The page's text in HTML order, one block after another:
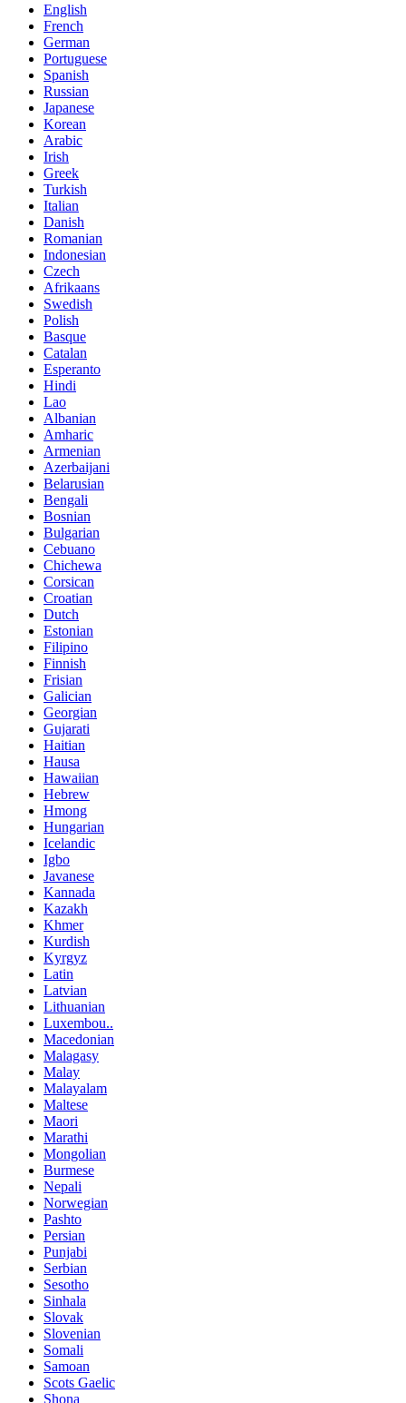
English
French
German
Portuguese
Spanish
Russian
Japanese
Korean
Arabic
Irish
Greek
Turkish
Italian
Danish
Romanian
Indonesian
Czech
Afrikaans
Swedish
Polish
Basque
Catalan
Esperanto
Hindi
Lao
Albanian
Amharic
Armenian
Azerbaijani
Belarusian
Bengali
Bosnian
Bulgarian
Cebuano
Chichewa
Corsican
Croatian
Dutch
Estonian
Filipino
Finnish
Frisian
Galician
Georgian
Gujarati
Haitian
Hausa
Hawaiian
Hebrew
Hmong
Hungarian
Icelandic
Igbo
Javanese
Kannada
Kazakh
Khmer
Kurdish
Kyrgyz
Latin
Latvian
Lithuanian
Luxembou..
Macedonian
Malagasy
Malay
Malayalam
Maltese
Maori
Marathi
Mongolian
Burmese
Nepali
Norwegian
Pashto
Persian
Punjabi
Serbian
Sesotho
Sinhala
Slovak
Slovenian
Somali
Samoan
Scots Gaelic
Shona